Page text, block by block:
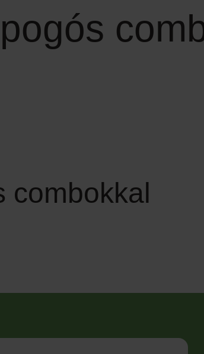
combokkal